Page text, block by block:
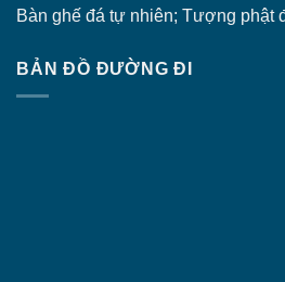
Bàn ghế đá tự nhiên; Tượng phật
BẢN ĐỒ ĐƯỜNG ĐI